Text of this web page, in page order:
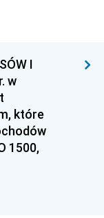
I
w
które
1500,